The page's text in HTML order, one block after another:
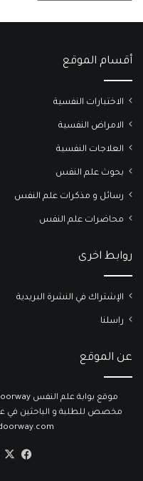
أقسام الموقع
الاختبارات النفسية
الامراض النفسية
العلاجات النفسية
بحوث علم النفس
رسائل و مذكرات علم النفس
محاضرات علم النفس
روابط اخرى
الإشتراك في النشرة البريدية
راسلنا
عن الموقع
مخصص للطلبة و الباحثين في علم